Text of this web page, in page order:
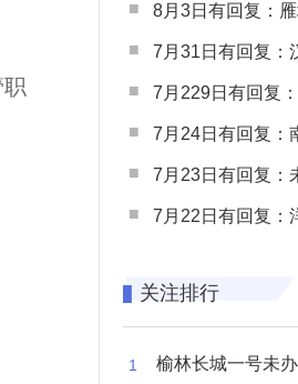
8月3日有回复：雁
7月31日有回复：
7月229日有回复：
7月24日有回复：
7月23日有回复：未
7月22日有回复：
关注排行
榆林长城一号未办